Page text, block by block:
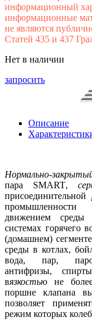
информационный
информационные
не являются
Статей 435 и 437
Нет в наличии
запросить
Описание
Нормально-
пара SMART,
присоединительной
движением среды
системах горячего
(домашнем)
среды в котлах,
вода, пар,
антифризы,
вязкостью не
поршне клапана
позволяет
режим которых